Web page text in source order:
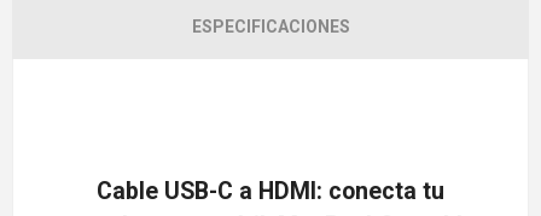
ESPECIFICACIONES
Cable USB-C a HDMI: conecta tu